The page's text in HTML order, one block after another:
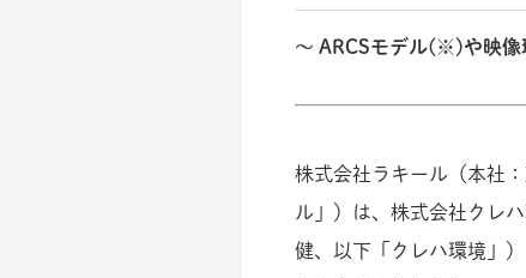
～ ARCSモデル(※)や映像
株式会社ラキール（本社
ル」）は、株式会社クレ
健、以下「クレハ環境」